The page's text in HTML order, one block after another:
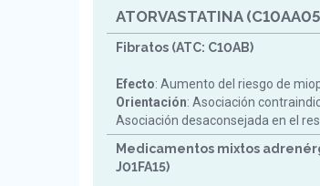
ATORVASTATINA
Fibratos (ATC: C10AB)
Efecto: Aumento del riesgo de
Orientación: Asociación
Asociación desaconsejada en el
Medicamentos mixtos
J01FA15)